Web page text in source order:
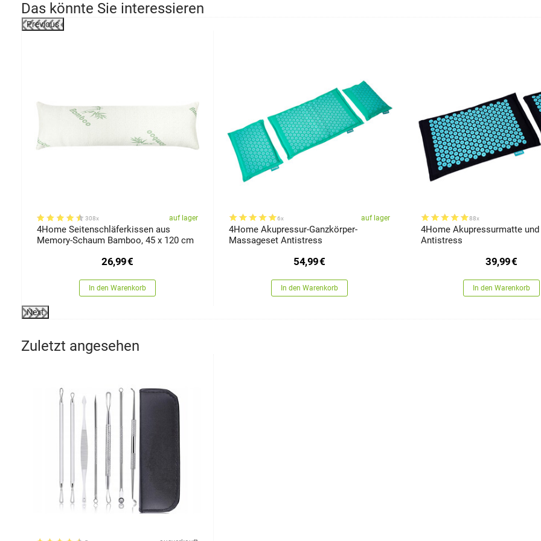
Das könnte Sie interessieren
Previous
308x auf lager
4Home Seitenschläferkissen aus
Memory-Schaum Bamboo, 45 x 120 cm
26,99€
In den Warenkorb
6x auf lager
4Home Akupressur-Ganzkörper-
Massageset Antistress
54,99€
In den Warenkorb
88x
4Home Akupressurmatte
Antistress
39,99€
In den Warenkorb
Next
Zuletzt angesehen